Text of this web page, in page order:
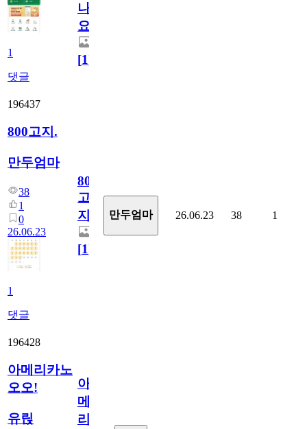
1
댓글
나
요)
[1]
196437
800고지.
만두엄마
38
1
0
26.06.23
1
댓글
800
고
지.
[1]
만두엄마 26.06.23 38 1
196428
아메리카노
오오!
유릱
아
메
리